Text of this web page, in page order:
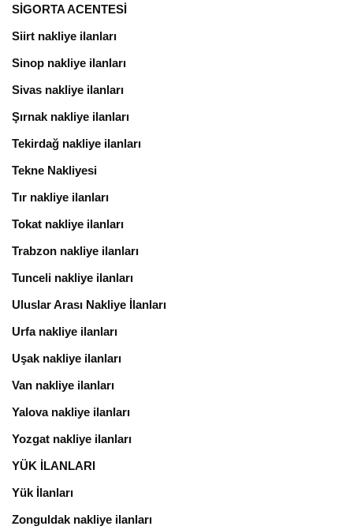
SİGORTA ACENTESİ
Siirt nakliye ilanları
Sinop nakliye ilanları
Sivas nakliye ilanları
Şırnak nakliye ilanları
Tekirdağ nakliye ilanları
Tekne Nakliyesi
Tır nakliye ilanları
Tokat nakliye ilanları
Trabzon nakliye ilanları
Tunceli nakliye ilanları
Uluslar Arası Nakliye İlanları
Urfa nakliye ilanları
Uşak nakliye ilanları
Van nakliye ilanları
Yalova nakliye ilanları
Yozgat nakliye ilanları
YÜK İLANLARI
Yük İlanları
Zonguldak nakliye ilanları